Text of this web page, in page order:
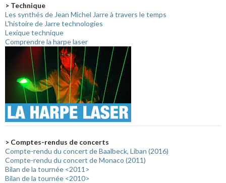
> Technique
Les synthés de Jean Michel Jarre à travers le temps
L'histoire de Jarre technologies
Lexique technique
Comprendre la harpe laser
> Comptes-rendus de concerts
Compte-rendu du concert de Baalbeck, Liban (2016)
Compte-rendu du concert de Monaco (2011)
Bilan de la tournée <2011>
Bilan de la tournée <2010>